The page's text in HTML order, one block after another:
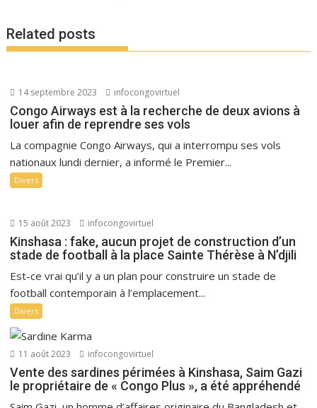
Related posts
14 septembre 2023 infocongovirtuel
Congo Airways est à la recherche de deux avions à
louer afin de reprendre ses vols
La compagnie Congo Airways, qui a interrompu ses vols
nationaux lundi dernier, a informé le Premier...
Divers
15 août 2023 infocongovirtuel
Kinshasa : fake, aucun projet de construction d’un
stade de football à la place Sainte Thérèse à N’djili
Est-ce vrai qu’il y a un plan pour construire un stade de
football contemporain à l’emplacement...
Divers
11 août 2023 infocongovirtuel
Vente des sardines périmées à Kinshasa, Saim Gazi
le propriétaire de « Congo Plus », a été appréhendé